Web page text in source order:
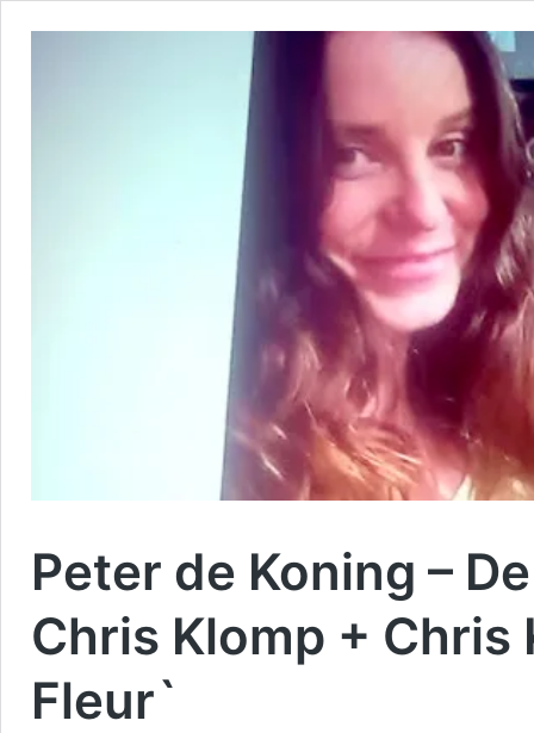
Peter de Koning –
Chris Klomp + Chris
Fleur`